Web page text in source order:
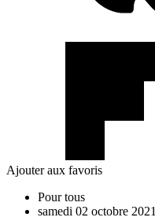
Ajouter aux favoris
Pour tous
samedi 02 octobre 2021